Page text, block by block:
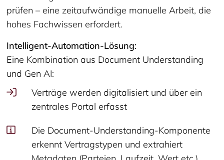
prüfen – eine zeitaufwändige manuelle Arbeit, die
hohes Fachwissen erfordert.
Intelligent-Automation-Lösung:
Eine Kombination aus Document Understanding
und Gen AI:
Verträge werden digitalisiert und über ein
zentrales Portal erfasst
Die Document-Understanding-Komponente
erkennt Vertragstypen und extrahiert